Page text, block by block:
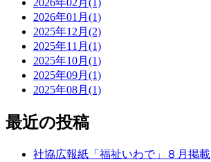
2026年02月(1)
2026年01月(1)
2025年12月(2)
2025年11月(1)
2025年10月(1)
2025年09月(1)
2025年08月(1)
最近の投稿
社協広報紙「福祉いわで」８月掲載